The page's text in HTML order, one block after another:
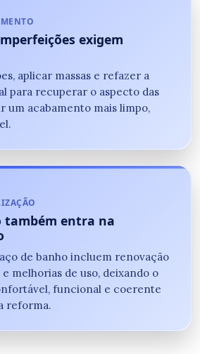
exigem
aplicar massas e refazer a
para recuperar o aspecto das
um acabamento mais limpo,
também entra na
de banho incluem renovação
melhorias de uso, deixando o
funcional e coerente
reforma.